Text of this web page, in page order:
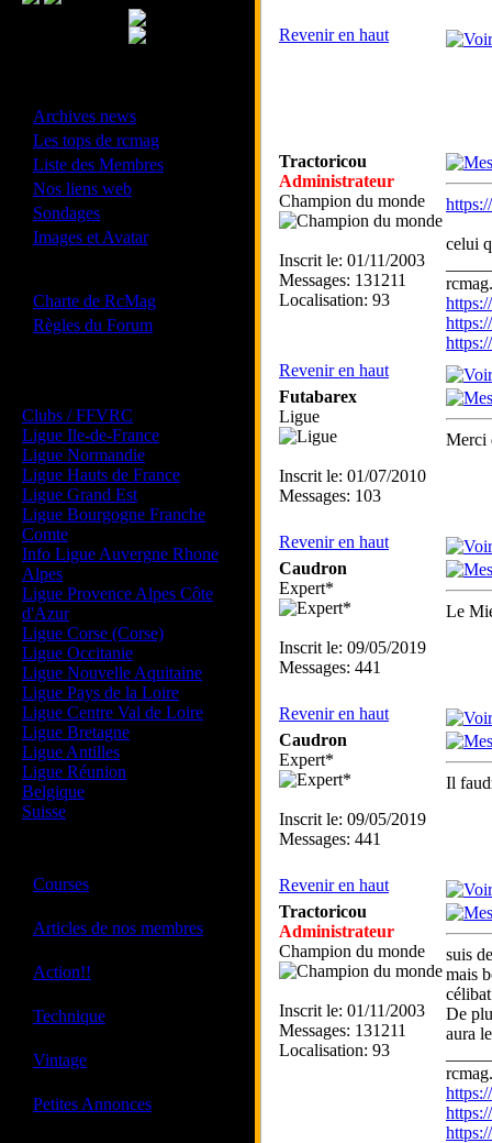
Archives news
Les tops de rcmag
Liste des Membres
Nos liens web
Sondages
Images et Avatar
Charte de RcMag
Règles du Forum
Clubs / FFVRC
Ligue Ile-de-France
Ligue Normandie
Ligue Hauts de France
Ligue Grand Est
Ligue Bourgogne Franche
Comte
Info Ligue Auvergne Rhone
Alpes
Ligue Provence Alpes Côte
d'Azur
Ligue Corse (Corse)
Ligue Occitanie
Ligue Nouvelle Aquitaine
Ligue Pays de la Loire
Ligue Centre Val de Loire
Ligue Bretagne
Ligue Antilles
Ligue Réunion
Belgique
Suisse
Courses
Articles de nos membres
Action!!
Technique
Vintage
Petites Annonces
Revenir en haut
Tractoricou
Administrateur
Champion du monde
Inscrit le: 01/11/2003
Messages: 131211
Localisation: 93
celui
Revenir en haut
Futabarex
Ligue
Inscrit le: 01/07/2010
Messages: 103
Merci
Revenir en haut
Caudron
Expert*
Inscrit le: 09/05/2019
Messages: 441
Le
Revenir en haut
Caudron
Expert*
Inscrit le: 09/05/2019
Messages: 441
Il
Revenir en haut
Tractoricou
Administrateur
Champion du monde
Inscrit le: 01/11/2003
Messages: 131211
Localisation: 93
suis
mais
De
aura